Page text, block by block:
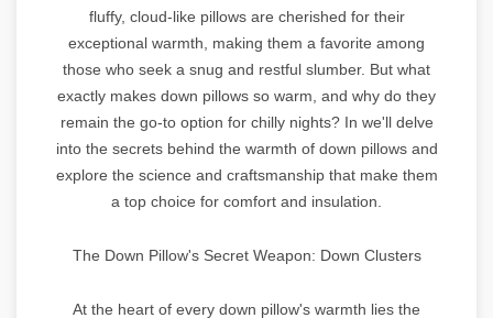
fluffy, cloud-like pillows are cherished for their
exceptional warmth, making them a favorite among
those who seek a snug and restful slumber. But what
exactly makes down pillows so warm, and why do they
remain the go-to option for chilly nights? In we'll delve
into the secrets behind the warmth of down pillows and
explore the science and craftsmanship that make them
a top choice for comfort and insulation.
The Down Pillow's Secret Weapon: Down Clusters
At the heart of every down pillow's warmth lies the